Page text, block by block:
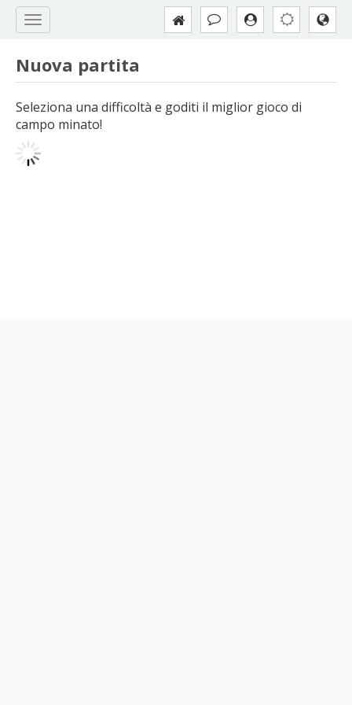
Nuova partita
Seleziona una difficoltà e goditi il miglior gioco di
campo minato!